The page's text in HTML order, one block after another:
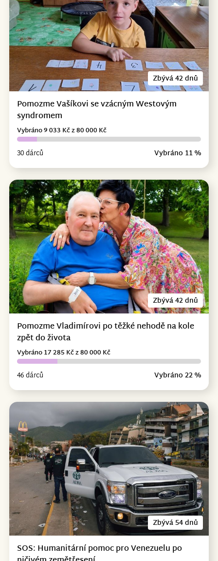
Zbývá 42 dnů
Pomozme Vašíkovi se vzácným Westovým
syndromem
30 dárců Vybráno 11 %
Vybráno 9 033 Kč z 80 000 Kč
Zbývá 42 dnů
Pomozme Vladimírovi po těžké nehodě na kole
zpět do života
46 dárců Vybráno 22 %
Vybráno 17 285 Kč z 80 000 Kč
Zbývá 54 dnů
SOS: Humanitární pomoc pro Venezuelu po